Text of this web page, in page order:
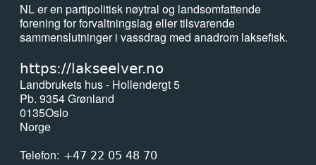
NL er en partipolitisk nøytral og landsomfattende
forening for forvaltningslag eller tilsvarende
sammenslutninger i vassdrag med anadrom laksefisk.
https://lakseelver.no
Landbrukets hus - Hollendergt 5
Pb. 9354 Grønland
0135Oslo
Norge
Telefon
+47 22 05 48 70